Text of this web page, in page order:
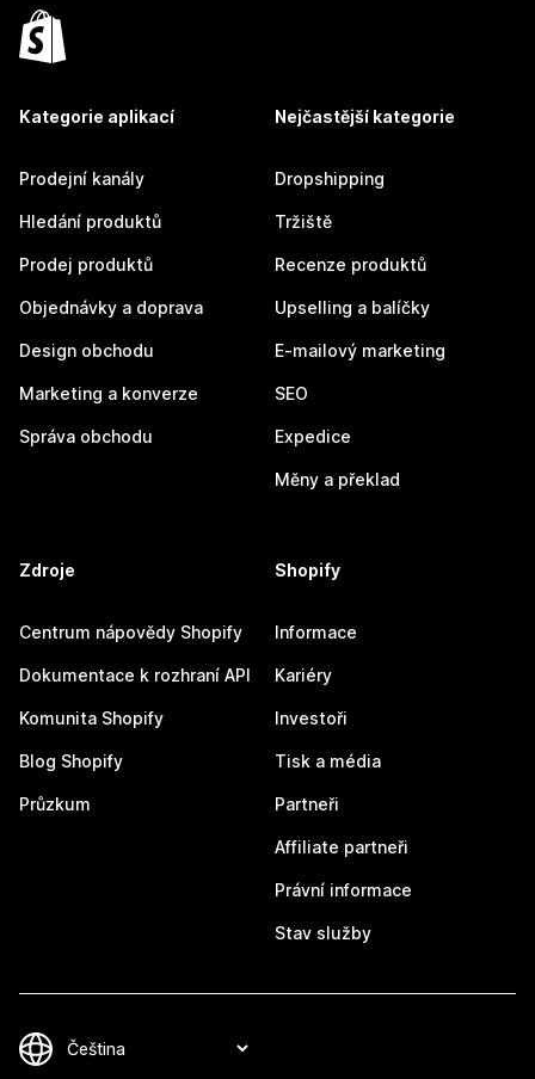
Kategorie aplikací
Prodejní kanály
Hledání produktů
Prodej produktů
Objednávky a doprava
Design obchodu
Marketing a konverze
Správa obchodu
Nejčastější kategorie
Dropshipping
Tržiště
Recenze produktů
Upselling a balíčky
E-mailový marketing
SEO
Expedice
Měny a překlad
Zdroje
Centrum nápovědy Shopify
Dokumentace k rozhraní API
Komunita Shopify
Blog Shopify
Průzkum
Shopify
Informace
Kariéry
Investoři
Tisk a média
Partneři
Affiliate partneři
Právní informace
Stav služby